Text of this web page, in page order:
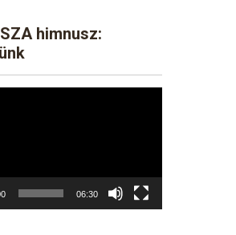
himnusz:
06:30